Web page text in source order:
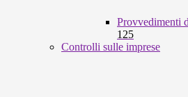
Provvedimenti
125
Controlli sulle imprese